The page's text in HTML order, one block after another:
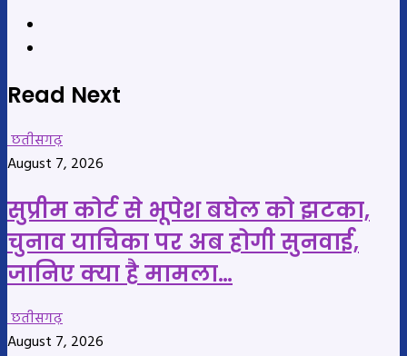
Read Next
छतीसगढ़
August 7, 2026
सुप्रीम कोर्ट से भूपेश बघेल को झटका,
चुनाव याचिका पर अब होगी सुनवाई,
जानिए क्या है मामला…
छतीसगढ़
August 7, 2026